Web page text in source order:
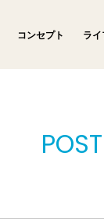
コンセプト ラ